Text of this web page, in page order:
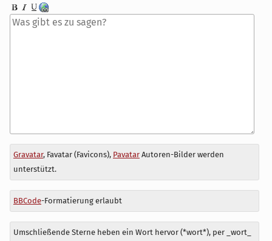
Antwort
zu
Gravatar, Favatar (Favicons), PavatarAutoren-Bilder werden
unterstützt.
BBCode-Formatierung erlaubt
Umschließende Sterne heben ein Wort hervor (*wort*), per _wort_